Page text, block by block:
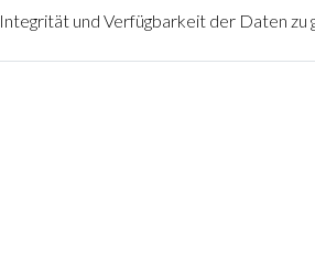
und Verfügbarkeit der Daten zu